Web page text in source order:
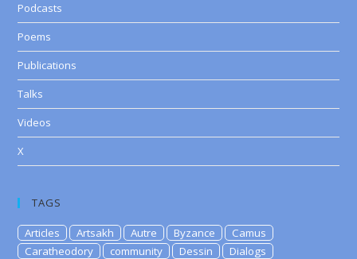
Podcasts
Poems
Publications
Talks
Videos
X
TAGS
Articles Artsakh Autre Byzance
Camus
Caratheodory
community Dessin
Dialogs